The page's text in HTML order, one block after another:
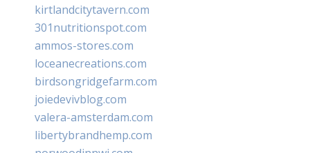
kirtlandcitytavern.com
301nutritionspot.com
ammos-stores.com
loceanecreations.com
birdsongridgefarm.com
joiedevivblog.com
valera-amsterdam.com
libertybrandhemp.com